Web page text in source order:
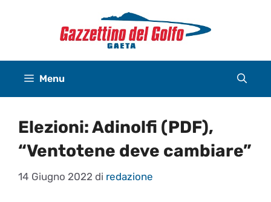
Menu
Elezioni: Adinolfi (PDF),
“Ventotene deve cambiare”
14 Giugno 2022 di redazione